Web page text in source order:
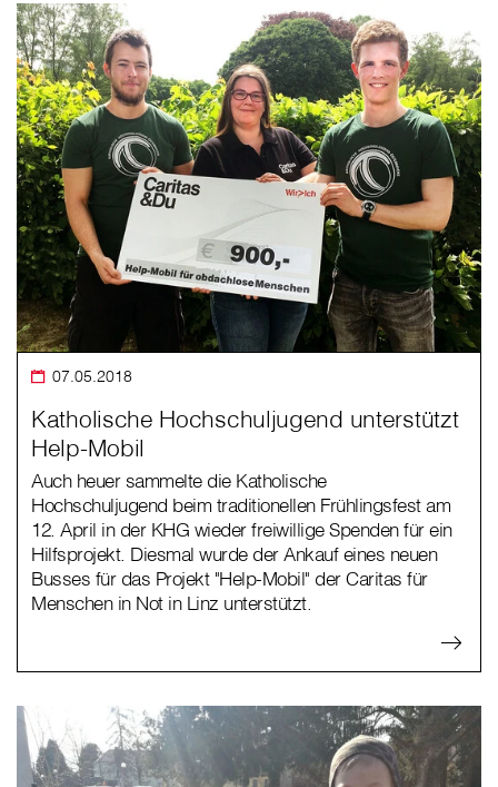
07.05.2018
Katholische Hochschuljugend unterstützt
Help-Mobil
Auch heuer sammelte die Katholische
Hochschuljugend beim traditionellen Frühlingsfest am
12. April in der KHG wieder freiwillige Spenden für ein
Hilfsprojekt. Diesmal wurde der Ankauf eines neuen
Busses für das Projekt "Help-Mobil" der Caritas für
Menschen in Not in Linz unterstützt.